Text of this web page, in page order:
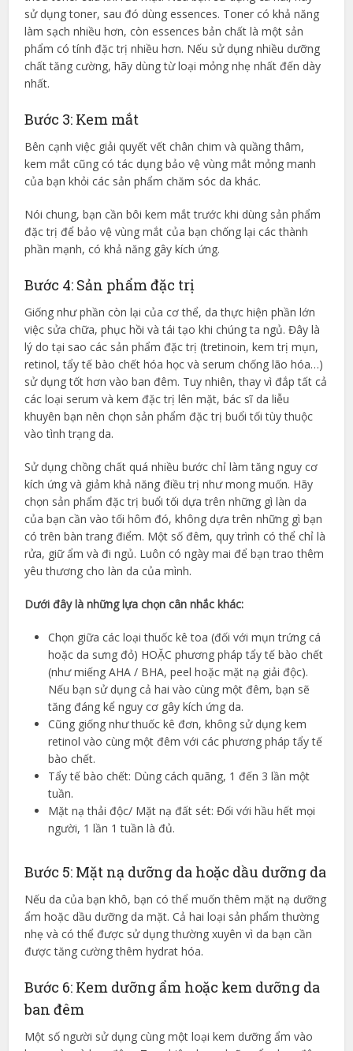
sử dụng toner, sau đó dùng essences. Toner có khả năng
làm sạch nhiều hơn, còn essences bản chất là một sản
phẩm có tính đặc trị nhiều hơn. Nếu sử dụng nhiều dưỡng
chất tăng cường, hãy dùng từ loại mỏng nhẹ nhất đến dày
nhất.
Bước 3: Kem mắt
Bên cạnh việc giải quyết vết chân chim và quầng thâm,
kem mắt cũng có tác dụng bảo vệ vùng mắt mỏng manh
của bạn khỏi các sản phẩm chăm sóc da khác.
Nói chung, bạn cần bôi kem mắt trước khi dùng sản phẩm
đặc trị để bảo vệ vùng mắt của bạn chống lại các thành
phần mạnh, có khả năng gây kích ứng.
Bước 4: Sản phẩm đặc trị
Giống như phần còn lại của cơ thể, da thực hiện phần lớn
việc sửa chữa, phục hồi và tái tạo khi chúng ta ngủ. Đây là
lý do tại sao các sản phẩm đặc trị (tretinoin, kem trị mụn,
retinol, tẩy tế bào chết hóa học và serum chống lão hóa…)
sử dụng tốt hơn vào ban đêm. Tuy nhiên, thay vì đắp tất cả
các loại serum và kem đặc trị lên mặt, bác sĩ da liễu
khuyên bạn nên chọn sản phẩm đặc trị buổi tối tùy thuộc
vào tình trạng da.
Sử dụng chồng chất quá nhiều bước chỉ làm tăng nguy cơ
kích ứng và giảm khả năng điều trị như mong muốn. Hãy
chọn sản phẩm đặc trị buổi tối dựa trên những gì làn da
của bạn cần vào tối hôm đó, không dựa trên những gì bạn
có trên bàn trang điểm. Một số đêm, quy trình có thể chỉ là
rửa, giữ ẩm và đi ngủ. Luôn có ngày mai để bạn trao thêm
yêu thương cho làn da của mình.
Dưới đây là những lựa chọn cân nhắc khác:
Chọn giữa các loại thuốc kê toa (đối với mụn trứng cá
hoặc da sưng đỏ) HOẶC phương pháp tẩy tế bào chết
(như miếng AHA / BHA, peel hoặc mặt nạ giải độc).
Nếu bạn sử dụng cả hai vào cùng một đêm, bạn sẽ
tăng đáng kể nguy cơ gây kích ứng da.
Cũng giống như thuốc kê đơn, không sử dụng kem
retinol vào cùng một đêm với các phương pháp tẩy tế
bào chết.
Tẩy tế bào chết: Dùng cách quãng, 1 đến 3 lần một
tuần.
Mặt nạ thải độc/ Mặt nạ đất sét: Đối với hầu hết mọi
người, 1 lần 1 tuần là đủ.
Bước 5: Mặt nạ dưỡng da hoặc dầu dưỡng da
Nếu da của bạn khô, bạn có thể muốn thêm mặt nạ dưỡng
ẩm hoặc dầu dưỡng da mặt. Cả hai loại sản phẩm thường
nhẹ và có thể được sử dụng thường xuyên vì da bạn cần
được tăng cường thêm hydrat hóa.
Bước 6: Kem dưỡng ẩm hoặc kem dưỡng da
ban đêm
Một số người sử dụng cùng một loại kem dưỡng ẩm vào